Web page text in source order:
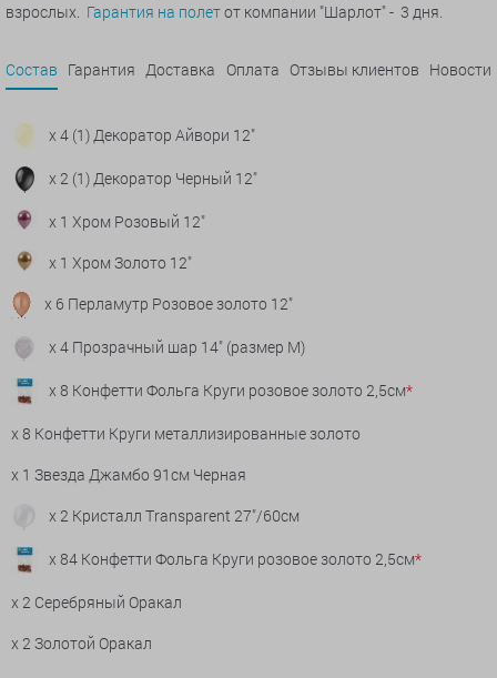
взрослых. Гарантия на полетот компании "Шарлот" - 3 дня.
Состав Гарантия Доставка Оплата Отзывы клиентов Новости
x 4 (1) Декоратор Айвори 12"
x 2 (1) Декоратор Черный 12"
x 1 Хром Розовый 12"
x 1 Хром Золото 12"
x 6 Перламутр Розовое золото 12"
x 4 Прозрачный шар 14" (размер М)
x 8 Конфетти Фольга Круги розовое золото 2,5см*
x 8 Конфетти Круги металлизированные золото
x 1 Звезда Джамбо 91см Черная
x 2 Кристалл Transparent 27"/60см
x 84 Конфетти Фольга Круги розовое золото 2,5см*
x 2 Серебряный Оракал
x 2 Золотой Оракал